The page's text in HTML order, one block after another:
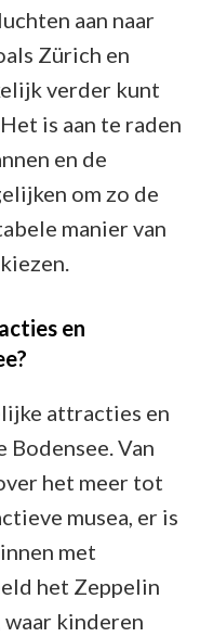
aan naar
Zürich en
verder kunt
is aan te raden
en de
om zo de
manier van
en
attracties en
Van
het meer tot
musea, er is
met
het Zeppelin
kinderen